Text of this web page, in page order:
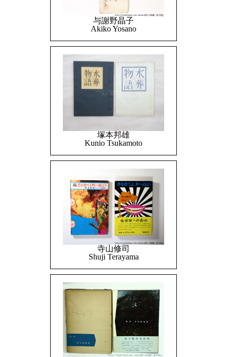
与謝野晶子
Akiko Yosano
塚本邦雄
Kunio Tsukamoto
寺山修司
Shuji Terayama